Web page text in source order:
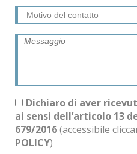
Dichiaro di aver
ai sensi dell’articolo 13
679/2016(accessibile
POLICY)